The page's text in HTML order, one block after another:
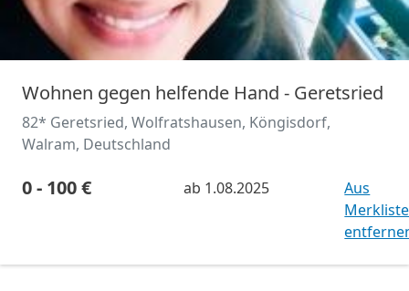
Wohnen gegen helfende Hand - Geretsried
82* Geretsried, Wolfratshausen, Köngisdorf,
Walram, Deutschland
0 - 100 € ab 1.08.2025
Aus
Merkliste